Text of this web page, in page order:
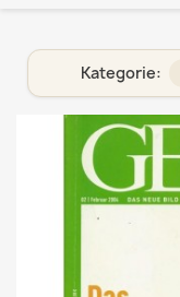
Kategorie: